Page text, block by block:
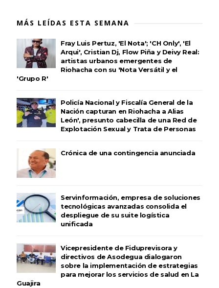
MÁS LEÍDAS ESTA SEMANA
Fray Luis Pertuz, 'El Nota'; 'CH Only', 'El
Arqui', Cristian Dj, Flow Piña y Deivy Real:
artistas urbanos emergentes de
Riohacha con su 'Nota Versátil y el
'Grupo R'
Policía Nacional y Fiscalía General de la
Nación capturan en Riohacha a Alias
León', presunto cabecilla de una Red de
Explotación Sexual y Trata de Personas
Crónica de una contingencia anunciada
Servinformación, empresa de soluciones
tecnológicas avanzadas consolida el
despliegue de su suite logística
unificada
Vicepresidente de Fiduprevisora y
directivos de Asodegua dialogaron
sobre la implementación de estrategias
para mejorar los servicios de salud en La
Guajira